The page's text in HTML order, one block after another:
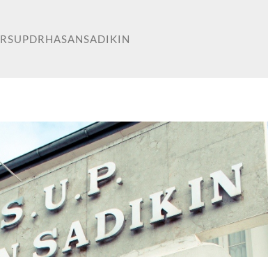
RSUPDRHASANSADIKIN